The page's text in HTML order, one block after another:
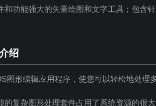
和功能强大的矢量绘图和文字工具；包含
绍
图形编辑应用程序，使您可以轻松地处理
的复杂图形处理套件占用了系统资源的很